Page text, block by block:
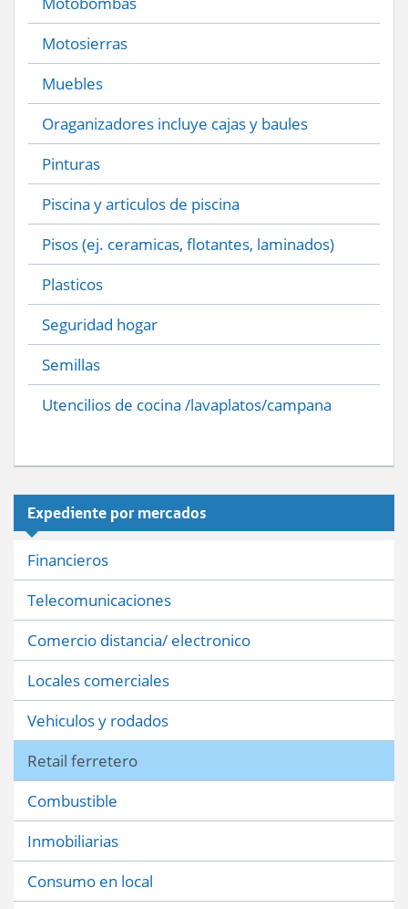
Motosierras
Muebles
Oraganizadores incluye cajas y baules
Pinturas
Piscina y articulos de piscina
Pisos (ej. ceramicas, flotantes, laminados)
Plasticos
Seguridad hogar
Semillas
Utencilios de cocina /lavaplatos/campana
Expediente por mercados
Financieros
Telecomunicaciones
Comercio distancia/ electronico
Locales comerciales
Vehiculos y rodados
Retail ferretero
Combustible
Inmobiliarias
Consumo en local